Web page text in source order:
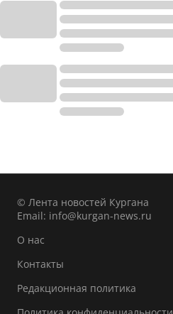
© Лента новостей Кургана
Email: info@kurgan-news.ru
О нас
Контакты
Редакционная политика